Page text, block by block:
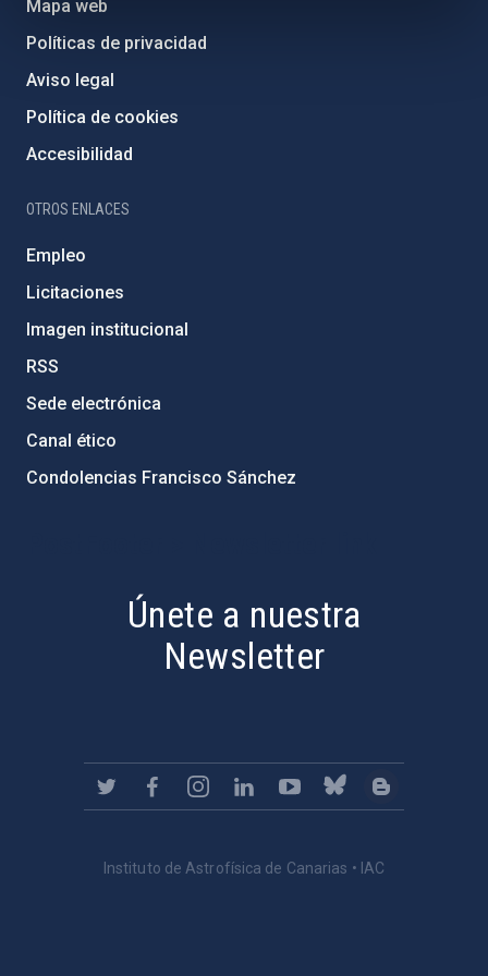
Mapa web
Políticas de privacidad
Aviso legal
Política de cookies
Accesibilidad
OTROS ENLACES
Empleo
Licitaciones
Imagen institucional
RSS
Sede electrónica
Canal ético
Condolencias Francisco Sánchez
Únete a nuestra
Newsletter
Instituto de Astrofísica de Canarias • IAC